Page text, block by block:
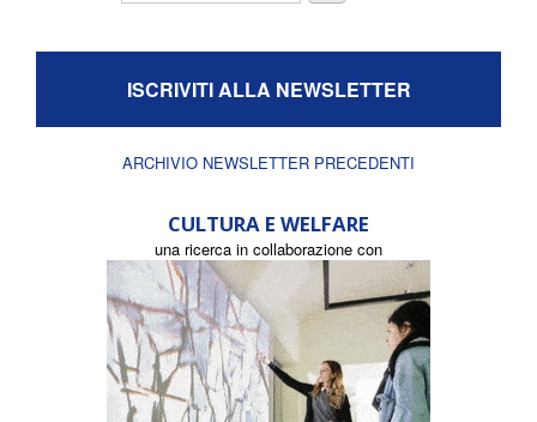
ISCRIVITI ALLA NEWSLETTER
ARCHIVIO NEWSLETTER PRECEDENTI
CULTURA E WELFARE
una ricerca in collaborazione con